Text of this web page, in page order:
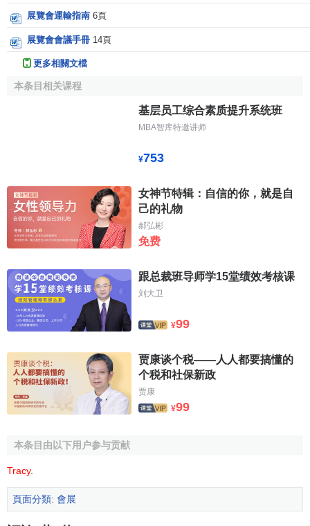
展覽會運輸指南 6頁
展覽會會議手冊 14頁
更多相關文檔
本条目相关课程
基层员工综合素质提升系统班
MBA智库特邀讲师
¥753
女神节特辑：自信的你，就是自
己的礼物
郝弘彬
免费
跟总裁班导师学15堂绩效考核课
刘大卫
¥99
贾康谈个税——人人都要搞懂的
个税和社保新政
贾康
¥99
本条目由以下用户参与贡献
Tracy.
頁面分類: 會展